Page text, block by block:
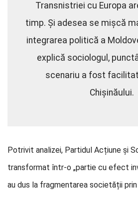
Transnistriei cu Europa
timp. Și adesea se mișcă
integrarea politică a
explică sociologul,
scenariu a fost
Chișinăului.
Potrivit analizei, Partidul Acțiune și
transformat într-o „partie cu efect
au dus la fragmentarea societății